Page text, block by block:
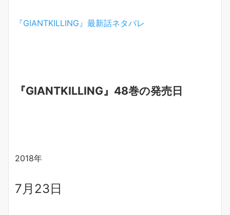
『GIANTKILLING』最新話ネタバレ
『GIANTKILLING』48巻の発売日
2018年
7月23日